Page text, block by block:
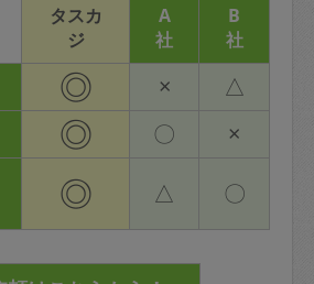
タスカ
ジ
A
社
B
社
◎ × △
◎ 〇 ×
◎ △ 〇